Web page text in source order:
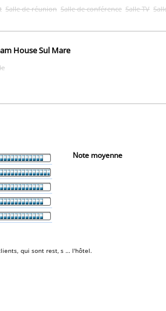
Salle de réunion Salle de conférence Salle TV
House Sul Mare
Note moyenne
qui sont rest‚ s … l'hôtel.